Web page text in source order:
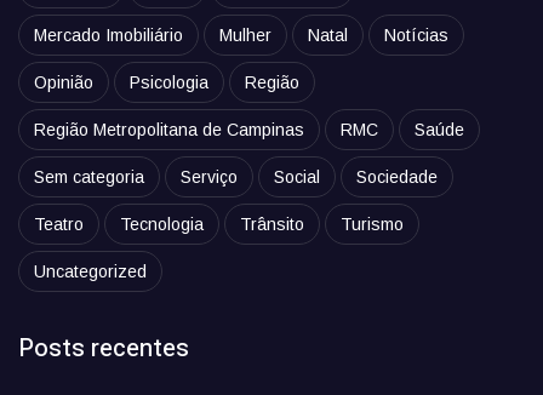
Mercado Imobiliário Mulher Natal Notícias
Opinião Psicologia Região
Região Metropolitana de Campinas RMC Saúde
Sem categoria Serviço Social Sociedade
Teatro Tecnologia Trânsito Turismo
Uncategorized
Posts recentes